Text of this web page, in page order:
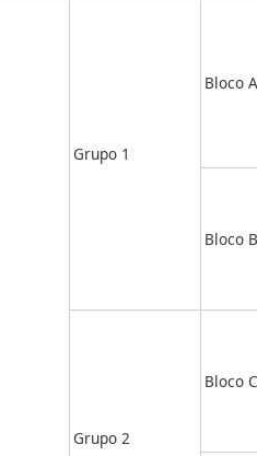
Grupo 1
Bloco
Bloco
Grupo 2
Bloco